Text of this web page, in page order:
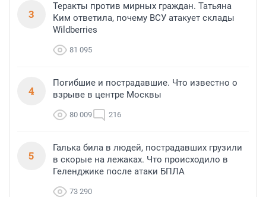
3
Теракты против мирных граждан. Татьяна
Ким ответила, почему ВСУ атакует склады
Wildberries
81 095
4
Погибшие и пострадавшие. Что известно о
взрыве в центре Москвы
80 009 216
5
Галька била в людей, пострадавших грузили
в скорые на лежаках. Что происходило в
Геленджике после атаки БПЛА
73 290